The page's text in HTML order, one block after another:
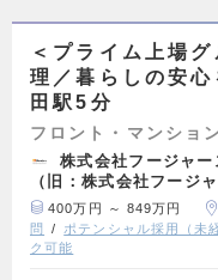
＜プライム上場
理／暮らしの安
田駅5分
フロント・マンショ
株式会社フージャ
（旧：株式会社フージ
400万円 ～ 849万円
問
ポテンシャル採用（未
ク可能